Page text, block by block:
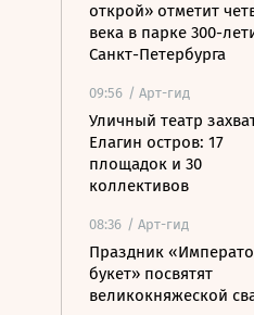
открой» отметит
века в парке 300-
Санкт-Петербурга
09:56 / Арт-гид
Уличный театр
Елагин остров: 17
площадок и 30
коллективов
08:36 / Арт-гид
Праздник
букет» посвятят
великокняжеской